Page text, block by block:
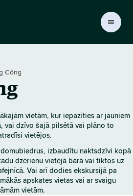
Công
vietām, kur iepazīties ar jauniem
vai dzīvo šajā pilsētā vai plāno to
vietējos.
izbaudītu naktsdzīvi kopā
dzērienu vietējā bārā vai tiktos uz
Vai arī dodies ekskursijā pa
apskates vietas vai ar svaigu
vietām.